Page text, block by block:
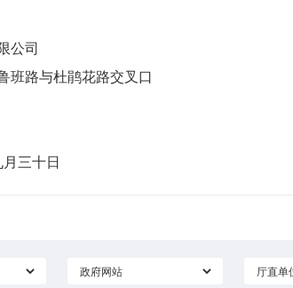
公司
园鲁班路与杜鹃花路交叉口
日